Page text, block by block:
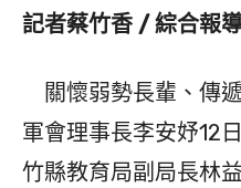
記者蔡竹香 / 綜合報
關懷弱勢長輩、傳
軍會理事長李安妤12
竹縣教育局副局長林